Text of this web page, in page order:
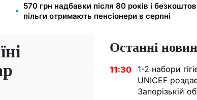
570 грн надбавки після 80 років і
пільги отримають пенсіонери в серпні
Останні
11:30
1-2 набори
UNICEF
Запорізькій